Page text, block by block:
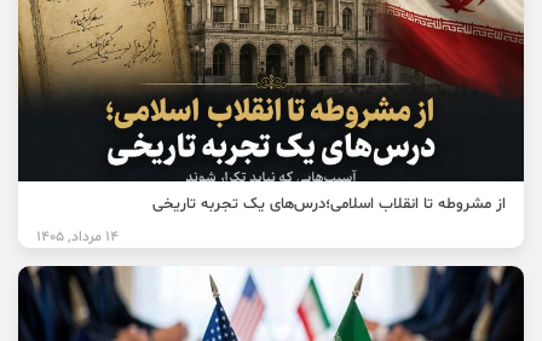
از مشروطه تا انقلاب اسلامی؛درس‌های یک تجربه تاریخی
14 مرداد, 1405